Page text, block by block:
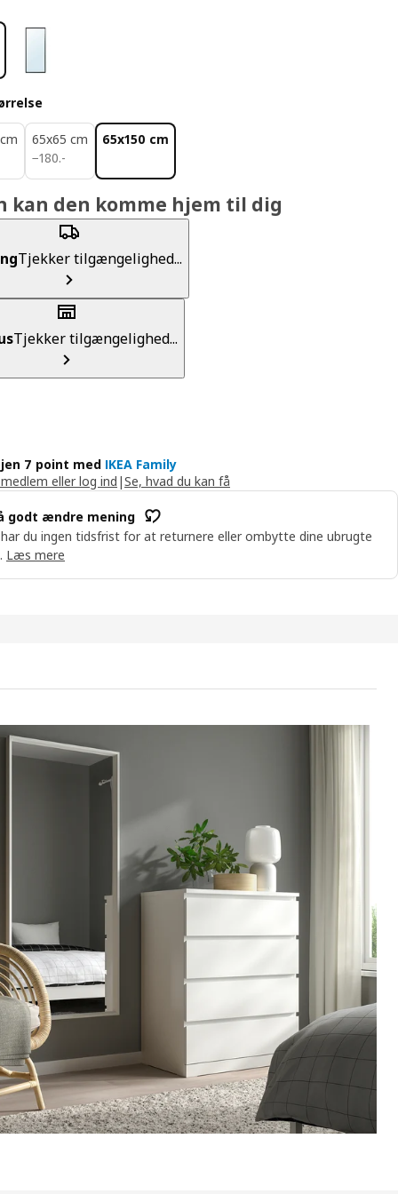
65x65 cm
−180.-
180.-
65x150 cm
kan den komme hjem til dig
Tjekker tilgængelighed...
Tjekker tilgængelighed...
7 point med IKEA Family
eller log ind |Se, hvad du kan få
godt ændre mening
har du ingen tidsfrist for at returnere eller ombytte dine ubrugte
Læs mere